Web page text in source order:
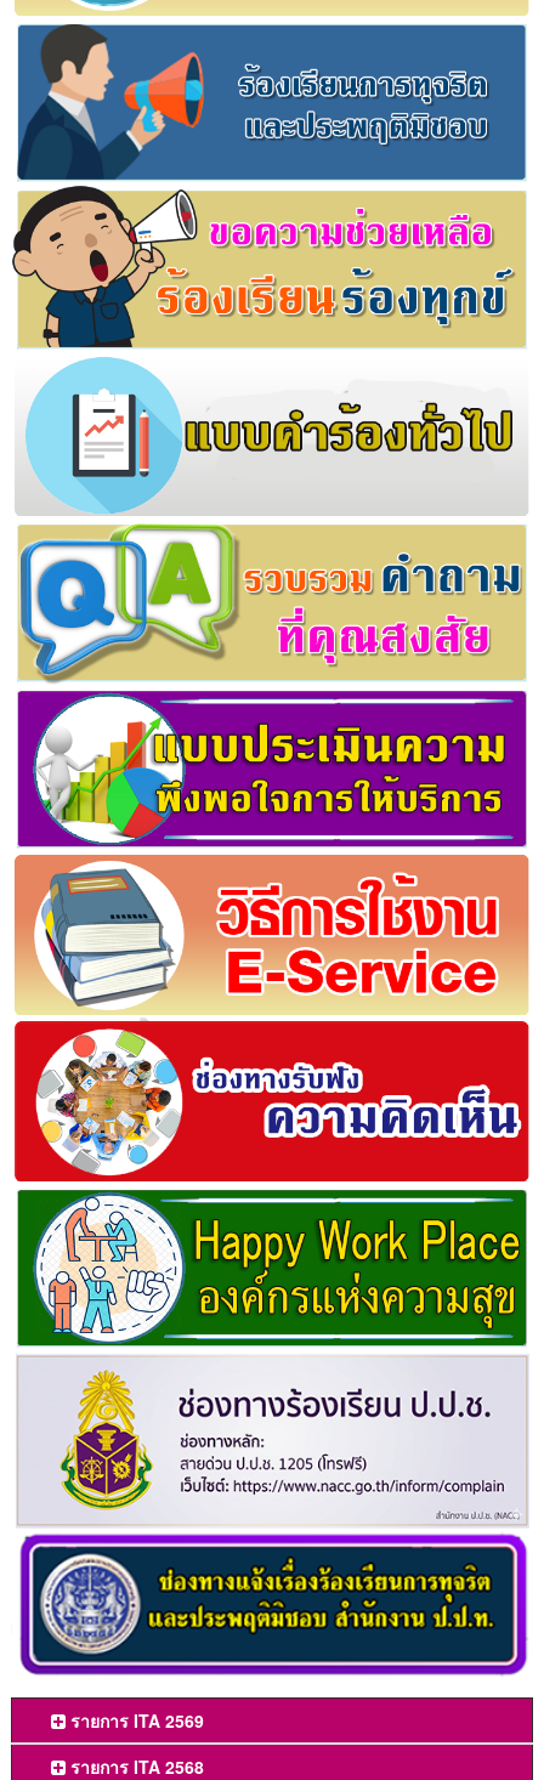
รายการ ITA 2569
รายการ ITA 2568